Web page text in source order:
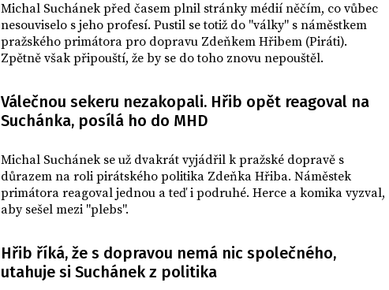
Michal Suchánek před časem plnil stránky médií něčím, co vůbec
nesouviselo s jeho profesí. Pustil se totiž do "války" s náměstkem
pražského primátora pro dopravu Zdeňkem Hřibem (Piráti).
Zpětně však připouští, že by se do toho znovu nepouštěl.
Válečnou sekeru nezakopali. Hřib opět reagoval na
Suchánka, posílá ho do MHD
Michal Suchánek se už dvakrát vyjádřil k pražské dopravě s
důrazem na roli pirátského politika Zdeňka Hřiba. Náměstek
primátora reagoval jednou a teď i podruhé. Herce a komika vyzval,
aby sešel mezi "plebs".
Hřib říká, že s dopravou nemá nic společného,
utahuje si Suchánek z politika